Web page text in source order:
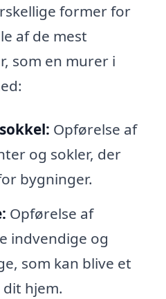
former for
af de mest
som en murer i
Opførelse af
og sokler, der
bygninger.
Opførelse af
indvendige og
som kan blive et
hjem.